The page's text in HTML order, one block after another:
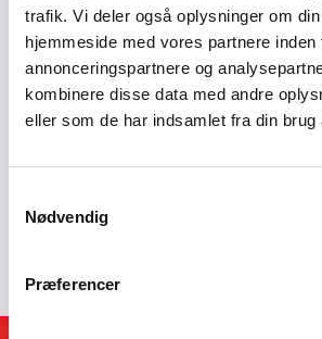
trafik. Vi deler også oplysninger om
hjemmeside med vores partnere inden
annonceringspartnere og
kombinere disse data med andre
eller som de har indsamlet fra din brug
Nødvendig
Præferencer
Oplysning om konsekvenserne for den
stort international firmas drift af
Guatemala. Gennem korte
instagramkonto vil vi give ordet til de
mest af minen. Disse vil blive fulgt af to
podcasts om Latinamerika. Hele
mineselskabets ulovlige aktiviteter i